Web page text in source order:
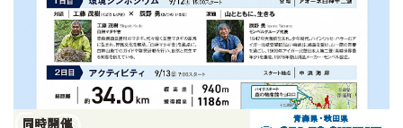
2026.07.17
白神山地SEA TO SUMMIT 2026 開催のお知ら